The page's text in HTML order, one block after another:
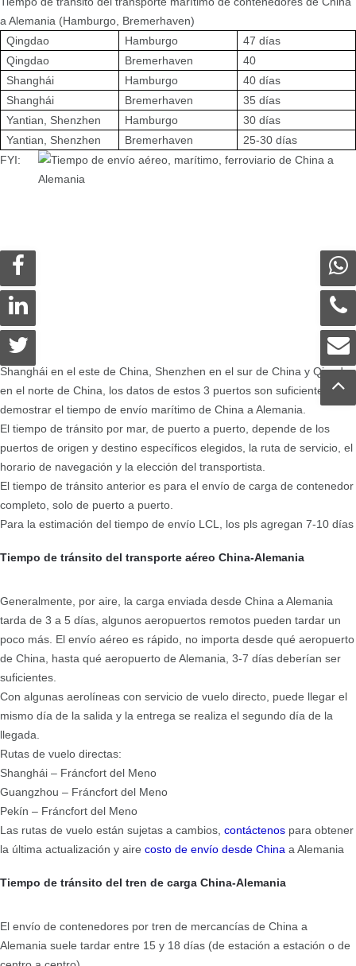
a Alemania (Hamburgo, Bremerhaven)
Qingdao
Hamburgo
47 días
Qingdao
Bremerhaven
40
Shanghái
Hamburgo
40 días
Shanghái
Bremerhaven
35 días
Yantian, Shenzhen
Hamburgo
30 días
Yantian, Shenzhen
Bremerhaven
25-30 días
FYI:
Shanghái en el este de China, Shenzhen en el sur de China y Qingdao
en el norte de China, los datos de estos 3 puertos son suficientes para
demostrar el tiempo de envío marítimo de China a Alemania.
El tiempo de tránsito por mar, de puerto a puerto, depende de los
puertos de origen y destino específicos elegidos, la ruta de servicio, el
horario de navegación y la elección del transportista.
El tiempo de tránsito anterior es para el envío de carga de contenedor
completo, solo de puerto a puerto.
Para la estimación del tiempo de envío LCL, los pls agregan 7-10 días
Tiempo de tránsito del transporte aéreo China-Alemania
Generalmente, por aire, la carga enviada desde China a Alemania
tarda de 3 a 5 días, algunos aeropuertos remotos pueden tardar un
poco más. El envío aéreo es rápido, no importa desde qué aeropuerto
de China, hasta qué aeropuerto de Alemania, 3-7 días deberían ser
suficientes.
Con algunas aerolíneas con servicio de vuelo directo, puede llegar el
mismo día de la salida y la entrega se realiza el segundo día de la
llegada.
Rutas de vuelo directas:
Shanghái – Fráncfort del Meno
Guangzhou – Fráncfort del Meno
Pekín – Fráncfort del Meno
Las rutas de vuelo están sujetas a cambios, contáctenos para obtener
la última actualización y aire costo de envío desde China a Alemania
Tiempo de tránsito del tren de carga China-Alemania
El envío de contenedores por tren de mercancías de China a
Alemania suele tardar entre 15 y 18 días (de estación a estación o de